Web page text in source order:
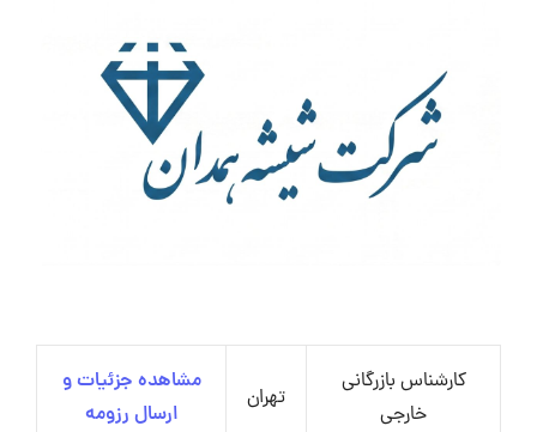
کارشناس بازرگانی
خارجی
تهران
مشاهده جزئیات و
ارسال رزومه